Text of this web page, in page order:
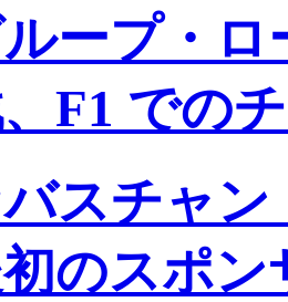
ープ・
F1 での
スチャン
のスポン